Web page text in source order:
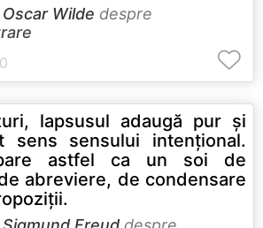
Oscar Wilde despre
lapsusul adaugă pur şi
sens sensului intenţional.
astfel ca un soi de
abreviere, de condensare